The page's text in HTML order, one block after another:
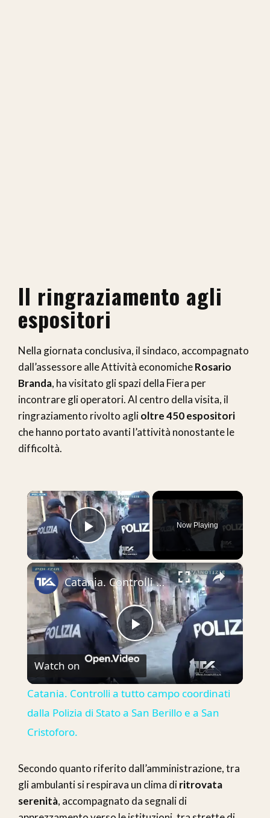
Il ringraziamento agli
espositori
Nella giornata conclusiva, il sindaco, accompagnato
dall’assessore alle Attività economicheRosario
Branda, ha visitato gli spazi della Fiera per
incontrare gli operatori. Al centro della visita, il
ringraziamento rivolto aglioltre 450 espositori
che hanno portato avanti l’attività nonostante le
difficoltà.
×
Play Video
Now Playing
×
Play
Video
Catania. Controlli a tutto campo coordinati dalla Polizia di Stato a San Berillo e a San Cristoforo.
Watch on
Catania. Controlli a tutto campo coordinati
dalla Polizia di Stato a San Berillo e a San
Cristoforo.
Secondo quanto riferito dall’amministrazione, tra
gli ambulanti si respirava un clima diritrovata
serenità, accompagnato da segnali di